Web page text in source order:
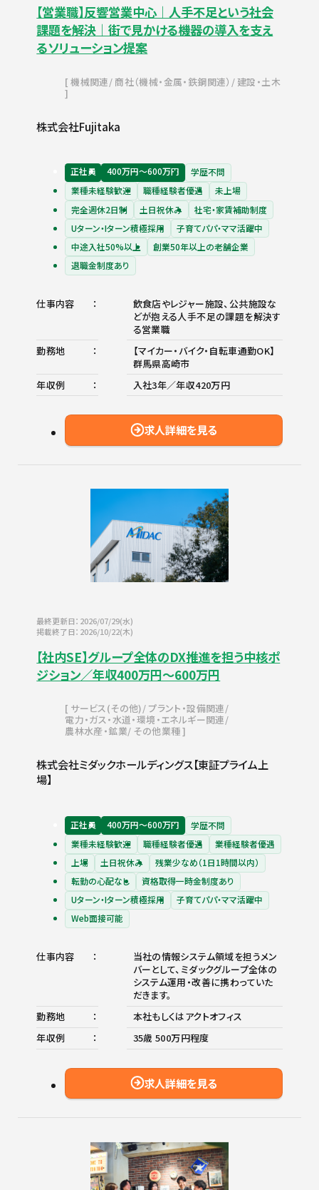
【営業職】反響営業中心｜人手不足という社会
課題を解決｜街で見かける機器の導入を支え
るソリューション提案
機械関連 商社（機械・金属・鉄鋼関連） 建設・土木
株式会社Fujitaka
正社員 400万円〜600万円
学歴不問
業種未経験歓迎
職種経験者優遇
未上場
完全週休2日制
土日祝休み
社宅・家賃補助制度
Uターン・Iターン積極採用
子育てパパ・ママ活躍中
中途入社50%以上
創業50年以上の老舗企業
退職金制度あり
仕事内容
飲食店やレジャー施設、公共施設な
どが抱える人手不足の課題を解決す
る営業職
勤務地
【マイカー・バイク・自転車通勤OK】
群馬県高崎市
年収例
入社3年／年収420万円
求人詳細を見る
最終更新日：2026/07/29(水)
掲載終了日：2026/10/22(木)
【社内SE】グループ全体のDX推進を担う中核ポ
ジション／年収400万円～600万円
サービス(その他) プラント・設備関連
電力・ガス・水道・環境・エネルギー関連
農林水産・鉱業 その他業種
株式会社ミダックホールディングス【東証プライム上
場】
正社員 400万円〜600万円
学歴不問
業種未経験歓迎
職種経験者優遇
業種経験者優遇
上場
土日祝休み
残業少なめ（1日1時間以内）
転勤の心配なし
資格取得一時金制度あり
Uターン・Iターン積極採用
子育てパパ・ママ活躍中
Web面接可能
仕事内容
当社の情報システム領域を担うメン
バーとして、ミダックグループ全体の
システム運用・改善に携わっていた
だきます。
勤務地
本社もしくはアクトオフィス
年収例
35歳 500万円程度
求人詳細を見る